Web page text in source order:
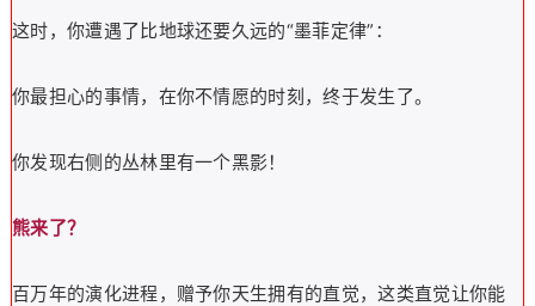
这时，你遭遇了比地球还要久远的“墨菲定律”：
你最担心的事情，在你不情愿的时刻，终于发生了。
你发现右侧的丛林里有一个黑影！
熊来了？
百万年的演化进程，赠予你天生拥有的直觉，这类直觉让你能